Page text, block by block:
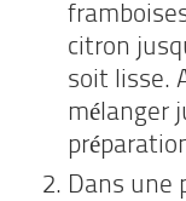
citron
soit lisse.
mélanger
Dans une